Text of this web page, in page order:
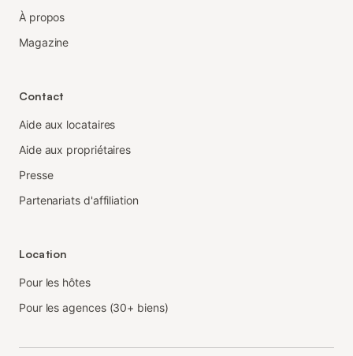
À propos
Magazine
Contact
Aide aux locataires
Aide aux propriétaires
Presse
Partenariats d'affiliation
Location
Pour les hôtes
Pour les agences (30+ biens)